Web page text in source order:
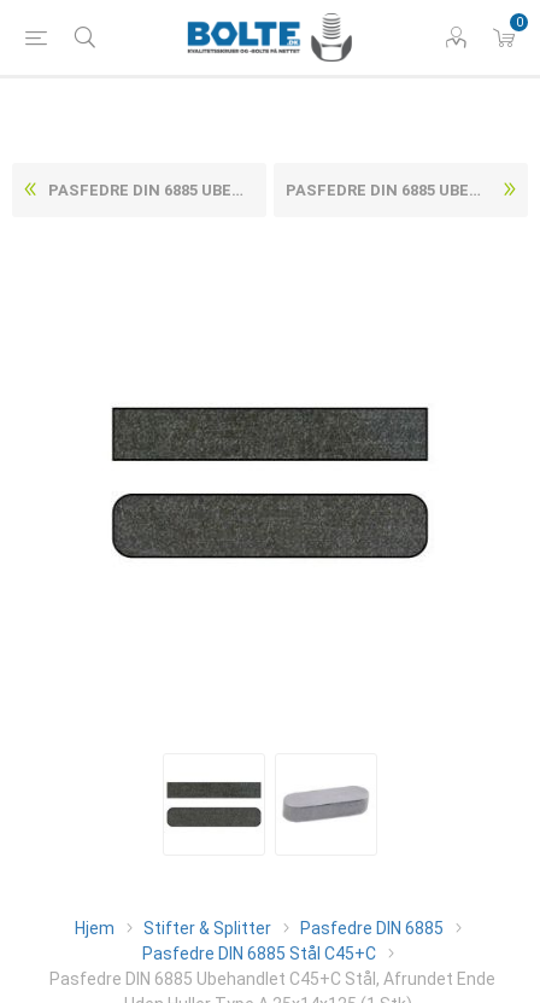
0
PASFEDRE DIN 6885 UBEHANDLET C45+C STÅL, AFRUNDET ENDE UDEN HULLER TYPE A 25X14X110 (1 STK) PASFEDRE DIN 6885 UBEHANDLET C45+C STÅL, AFRUNDET ENDE UDEN HULLER TYPE A 25X14X140 (1 STK)
Hjem Stifter & Splitter
Pasfedre DIN 6885
Pasfedre DIN 6885 Stål C45+C
Pasfedre DIN 6885 Ubehandlet C45+C Stål, Afrundet Ende